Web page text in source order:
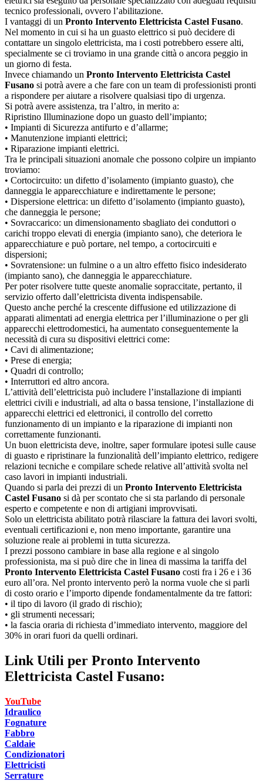
tecnico professionali, ovvero l’abilitazione.
I vantaggi di un Pronto Intervento Elettricista Castel Fusano.
Nel momento in cui si ha un guasto elettrico si può decidere di
contattare un singolo elettricista, ma i costi potrebbero essere alti,
specialmente se ci troviamo in una grande città o ancora peggio in
un giorno di festa.
Invece chiamando un Pronto Intervento Elettricista Castel
Fusano si potrà avere a che fare con un team di professionisti pronti
a rispondere per aiutare a risolvere qualsiasi tipo di urgenza.
Si potrà avere assistenza, tra l’altro, in merito a:
Ripristino Illuminazione dopo un guasto dell’impianto;
• Impianti di Sicurezza antifurto e d’allarme;
• Manutenzione impianti elettrici;
• Riparazione impianti elettrici.
Tra le principali situazioni anomale che possono colpire un impianto
troviamo:
• Cortocircuito: un difetto d’isolamento (impianto guasto), che
danneggia le apparecchiature e indirettamente le persone;
• Dispersione elettrica: un difetto d’isolamento (impianto guasto),
che danneggia le persone;
• Sovraccarico: un dimensionamento sbagliato dei conduttori o
carichi troppo elevati di energia (impianto sano), che deteriora le
apparecchiature e può portare, nel tempo, a cortocircuiti e
dispersioni;
• Sovratensione: un fulmine o a un altro effetto fisico indesiderato
(impianto sano), che danneggia le apparecchiature.
Per poter risolvere tutte queste anomalie sopraccitate, pertanto, il
servizio offerto dall’elettricista diventa indispensabile.
Questo anche perché la crescente diffusione ed utilizzazione di
apparati alimentati ad energia elettrica per l’illuminazione o per gli
apparecchi elettrodomestici, ha aumentato conseguentemente la
necessità di cura su dispositivi elettrici come:
• Cavi di alimentazione;
• Prese di energia;
• Quadri di controllo;
• Interruttori ed altro ancora.
L’attività dell’elettricista può includere l’installazione di impianti
elettrici civili e industriali, ad alta o bassa tensione, l’installazione di
apparecchi elettrici ed elettronici, il controllo del corretto
funzionamento di un impianto e la riparazione di impianti non
correttamente funzionanti.
Un buon elettricista deve, inoltre, saper formulare ipotesi sulle cause
di guasto e ripristinare la funzionalità dell’impianto elettrico, redigere
relazioni tecniche e compilare schede relative all’attività svolta nel
caso lavori in impianti industriali.
Quando si parla dei prezzi di un Pronto Intervento Elettricista
Castel Fusano si dà per scontato che si sta parlando di personale
esperto e competente e non di artigiani improvvisati.
Solo un elettricista abilitato potrà rilasciare la fattura dei lavori svolti,
eventuali certificazioni e, non meno importante, garantire una
soluzione reale ai problemi in tutta sicurezza.
I prezzi possono cambiare in base alla regione e al singolo
professionista, ma si può dire che in linea di massima la tariffa del
Pronto Intervento Elettricista Castel Fusano costi fra i 26 e i 36
euro all’ora. Nel pronto intervento però la norma vuole che si parli
di costo orario e l’importo dipende fondamentalmente da tre fattori:
• il tipo di lavoro (il grado di rischio);
• gli strumenti necessari;
• la fascia oraria di richiesta d’immediato intervento, maggiore del
30% in orari fuori da quelli ordinari.
Link Utili per Pronto Intervento
Elettricista Castel Fusano:
YouTube
Idraulico
Fognature
Fabbro
Caldaie
Condizionatori
Elettricisti
Serrature